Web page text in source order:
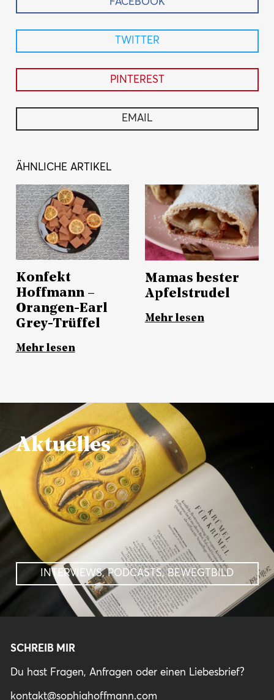
TWITTER
PINTEREST
EMAIL
ÄHNLICHE ARTIKEL
Konfekt
Hoffmann –
Orangen-Earl
Grey-Trüffel
Mehr lesen
Mamas bester
Apfelstrudel
Mehr lesen
Aktuelles
INTERVIEWS, PODCASTS, BEWEGTBILD
SCHREIB MIR
Du hast Fragen, Anfragen oder einen Liebesbrief?
kontakt@sophiahoffmann.com